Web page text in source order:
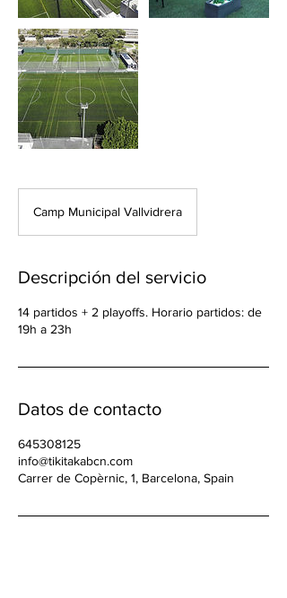
Camp Municipal Vallvidrera
Descripción del servicio
14 partidos + 2 playoffs. Horario partidos: de
19h a 23h
Datos de contacto
645308125
info@tikitakabcn.com
Carrer de Copèrnic, 1, Barcelona, Spain